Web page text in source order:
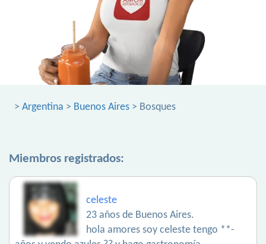
> Argentina > Buenos Aires > Bosques
Miembros registrados:
celeste
23 años de Buenos Aires.
hola amores soy celeste tengo **-